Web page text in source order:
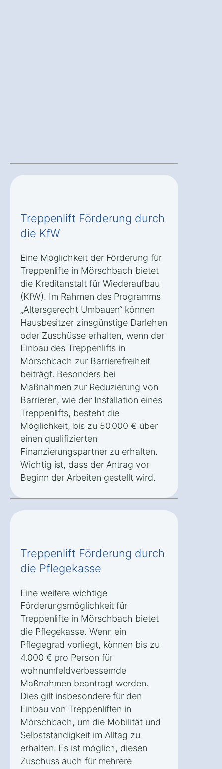
Treppenlift Förderung durch
die KfW
Eine Möglichkeit der Förderung für
Treppenlifte in Mörschbach bietet
die Kreditanstalt für Wiederaufbau
(KfW). Im Rahmen des Programms
„Altersgerecht Umbauen“ können
Hausbesitzer zinsgünstige Darlehen
oder Zuschüsse erhalten, wenn der
Einbau des Treppenlifts in
Mörschbach zur Barrierefreiheit
beiträgt. Besonders bei
Maßnahmen zur Reduzierung von
Barrieren, wie der Installation eines
Treppenlifts, besteht die
Möglichkeit, bis zu 50.000 € über
einen qualifizierten
Finanzierungspartner zu erhalten.
Wichtig ist, dass der Antrag vor
Beginn der Arbeiten gestellt wird.
Treppenlift Förderung durch
die Pflegekasse
Eine weitere wichtige
Förderungsmöglichkeit für
Treppenlifte in Mörschbach bietet
die Pflegekasse. Wenn ein
Pflegegrad vorliegt, können bis zu
4.000 € pro Person für
wohnumfeldverbessernde
Maßnahmen beantragt werden.
Dies gilt insbesondere für den
Einbau von Treppenliften in
Mörschbach, um die Mobilität und
Selbstständigkeit im Alltag zu
erhalten. Es ist möglich, diesen
Zuschuss auch für mehrere